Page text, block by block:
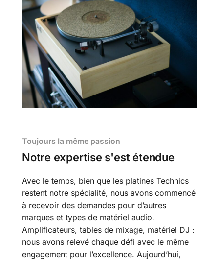
Toujours la même passion
Notre expertise s'est étendue
Avec le temps, bien que les platines Technics
restent notre spécialité, nous avons commencé
à recevoir des demandes pour d’autres
marques et types de matériel audio.
Amplificateurs, tables de mixage, matériel DJ :
nous avons relevé chaque défi avec le même
engagement pour l’excellence. Aujourd’hui,